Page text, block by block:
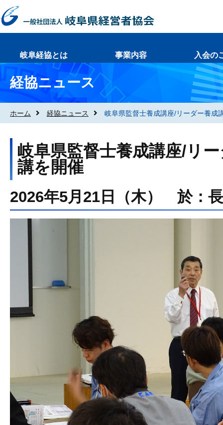
岐阜経協とは 事業内容 入会の
経協ニュース
ホーム 経協ニュース 岐阜県監督士養成講座/リーダー養
岐阜県監督士養成講座/リ
講を開催
2026年5月21日（木） 於：